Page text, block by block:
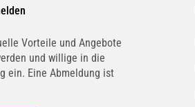
Vorteile und Angebote
und willige in die
ein. Eine Abmeldung ist